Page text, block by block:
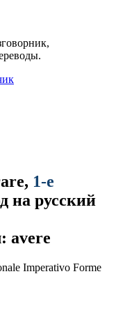
, 1-е
avere
Imperativo Forme